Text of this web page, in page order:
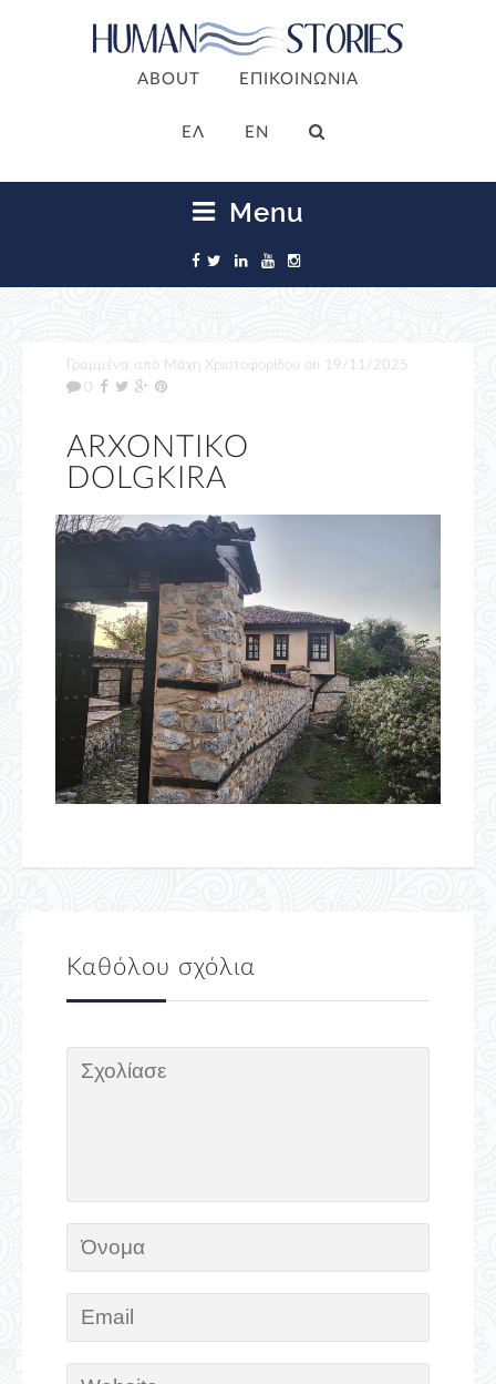
ABOUT ΕΠΙΚΟΙΝΩΝΙΑ
ΕΛ EN
Menu
Γραμμένα από Μάχη Χριστοφορίδου on 19/11/2025
0
ARXONTIKO
DOLGKIRA
Καθόλου σχόλια